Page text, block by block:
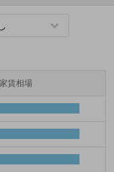
賃相場